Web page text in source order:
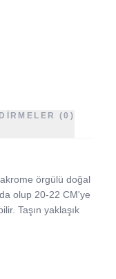
(0)
örgülü doğal
olup 20-22 CM'ye
Taşın yaklaşık